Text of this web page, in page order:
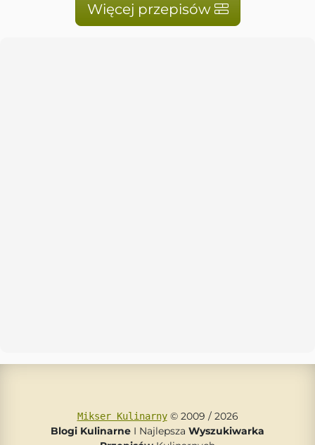
Więcej przepisów
Mikser Kulinarny© 2009 / 2026
Blogi Kulinarne I Najlepsza Wyszukiwarka